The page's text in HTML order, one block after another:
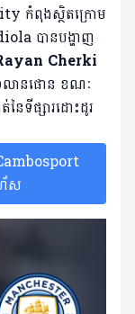
កំពុងស្ថិតក្រោម
បានបង្ហាញ
Cherki
០លានផោន ខណៈ
ៃទីផ្សារដោះដូរ
ស